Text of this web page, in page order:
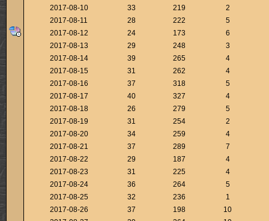
2017-08-10
33 219
2
2017-08-11
28 222
5
2017-08-12
24 173
6
2017-08-13
29 248
3
2017-08-14
39 265
4
2017-08-15
31 262
4
2017-08-16
37 318
5
2017-08-17
40 327
4
2017-08-18
26 279
5
2017-08-19
31 254
2
2017-08-20
34 259
4
2017-08-21
37 289
7
2017-08-22
29 187
4
2017-08-23
31 225
4
2017-08-24
36 264
5
2017-08-25
32 236
1
2017-08-26
37 198
10